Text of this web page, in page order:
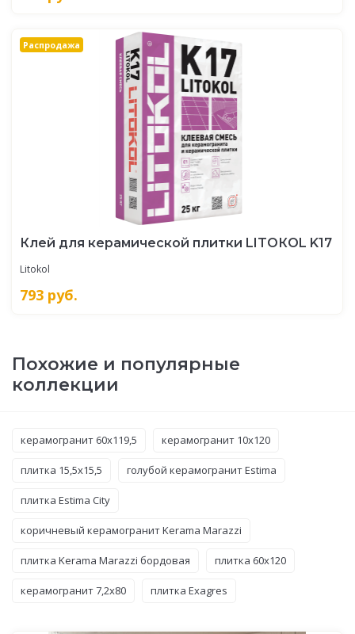
Распродажа
Клей для керамической плитки LITOКOL K17
Litokol
793 руб.
Похожие и популярные
коллекции
керамогранит 60x119,5 керамогранит 10x120
плитка 15,5x15,5 голубой керамогранит Estima
плитка Estima City
коричневый керамогранит Kerama Marazzi
плитка Kerama Marazzi бордовая плитка 60x120
керамогранит 7,2x80 плитка Exagres